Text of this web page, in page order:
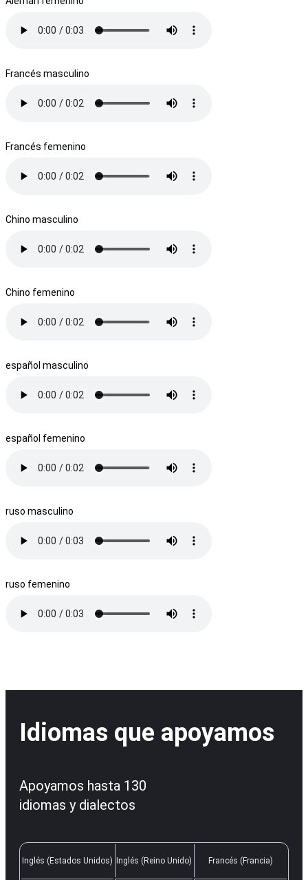
Francés masculino
Francés femenino
Chino masculino
Chino femenino
español masculino
español femenino
ruso masculino
ruso femenino
Idiomas que apoyamos
Apoyamos hasta 130
idiomas y dialectos
Inglés (Estados Unidos) Inglés (Reino Unido) Francés (Francia)